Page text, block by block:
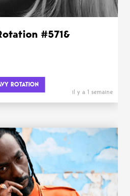
#571&
ROTATION
il y a 1 semaine